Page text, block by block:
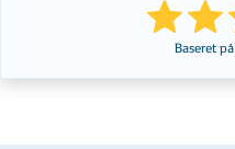
Baseret på